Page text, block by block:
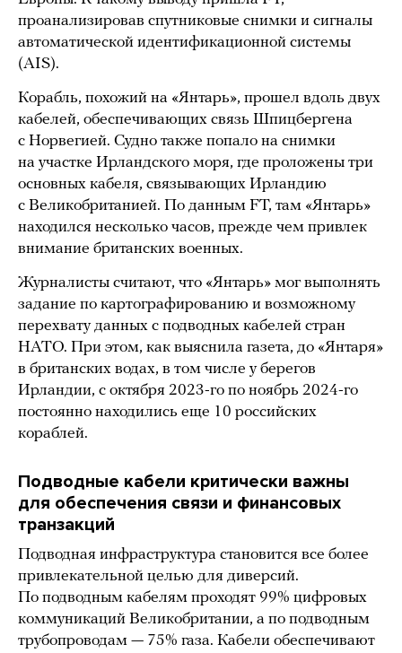
проанализировав спутниковые снимки и сигналы
автоматической идентификационной системы
(AIS).
Корабль, похожий на «Янтарь», прошел вдоль двух
кабелей, обеспечивающих связь Шпицбергена
с Норвегией. Судно также попало на снимки
на участке Ирландского моря, где проложены три
основных кабеля, связывающих Ирландию
с Великобританией. По данным FT, там «Янтарь»
находился несколько часов, прежде чем привлек
внимание британских военных.
Журналисты считают, что «Янтарь» мог выполнять
задание по картографированию и возможному
перехвату данных с подводных кабелей стран
НАТО. При этом, как выяснила газета, до «Янтаря»
в британских водах, в том числе у берегов
Ирландии, с октября 2023-го по ноябрь 2024-го
постоянно находились еще 10 российских
кораблей.
Подводные кабели критически важны
для обеспечения связи и финансовых
транзакций
Подводная инфраструктура становится все более
привлекательной целью для диверсий.
По подводным кабелям проходят 99% цифровых
коммуникаций Великобритании, а по подводным
трубопроводам — 75% газа. Кабели обеспечивают